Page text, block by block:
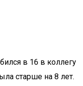
в 16 в коллегу
старше на 8 лет.